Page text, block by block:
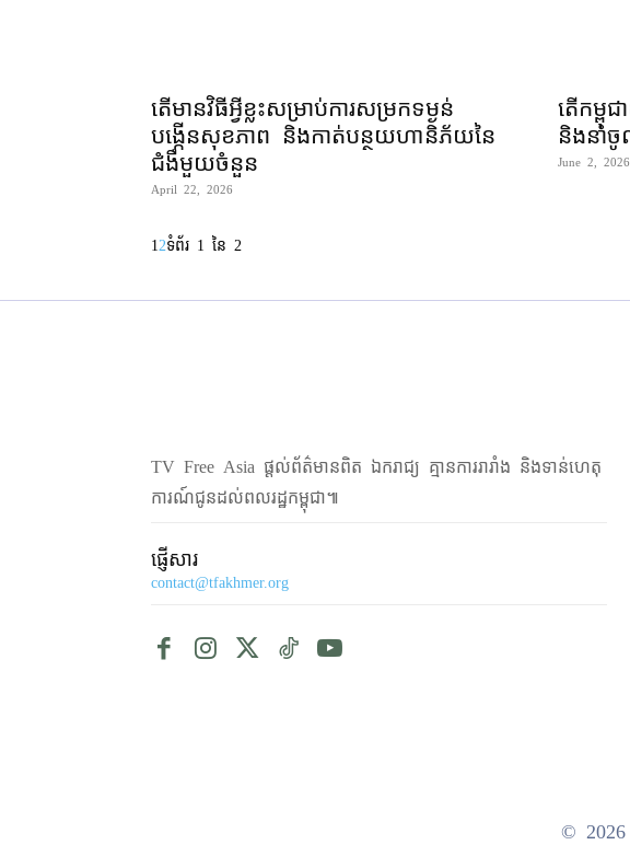
តើ​មាន​វិធី​អ្វីខ្លះ​សម្រាប់​ការ​សម្រក​ទម្ងន់
បង្កើន​សុខភាព និង​កាត់បន្ថយ​ហានិភ័យ​នៃ​
ជំងឺ​មួយចំនួន
April 22, 2026
តើកម្ពុ
និងនាំ
June 2, 2026
1 2ទំព័រ 1 នៃ 2
TV Free Asia ផ្ដល់ព័ត៌មានពិត ឯករាជ្យ គ្មានការរារាំង និងទាន់ហេតុ
ការណ៍ជូនដល់ពលរដ្ឋកម្ពុជា៕
ផ្ញើសារ
contact@tfakhmer.org
© 2026